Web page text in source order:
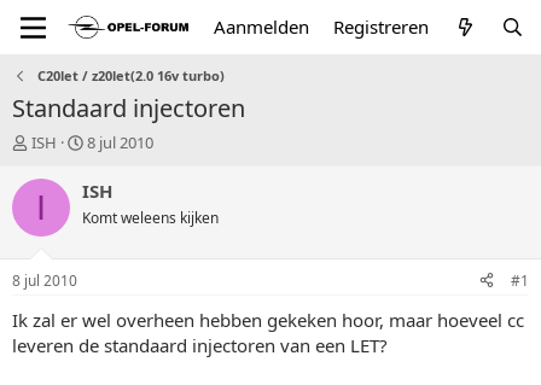
Aanmelden Registreren
C20let / z20let(2.0 16v turbo)
Standaard injectoren
T
p
a
r
e
ISH
S
a
t
u
m
8 jul 2010
I ISH
Komt weleens kijken
8 jul 2010 #1
Ik zal er wel overheen hebben gekeken hoor, maar hoeveel cc
leveren de standaard injectoren van een LET?